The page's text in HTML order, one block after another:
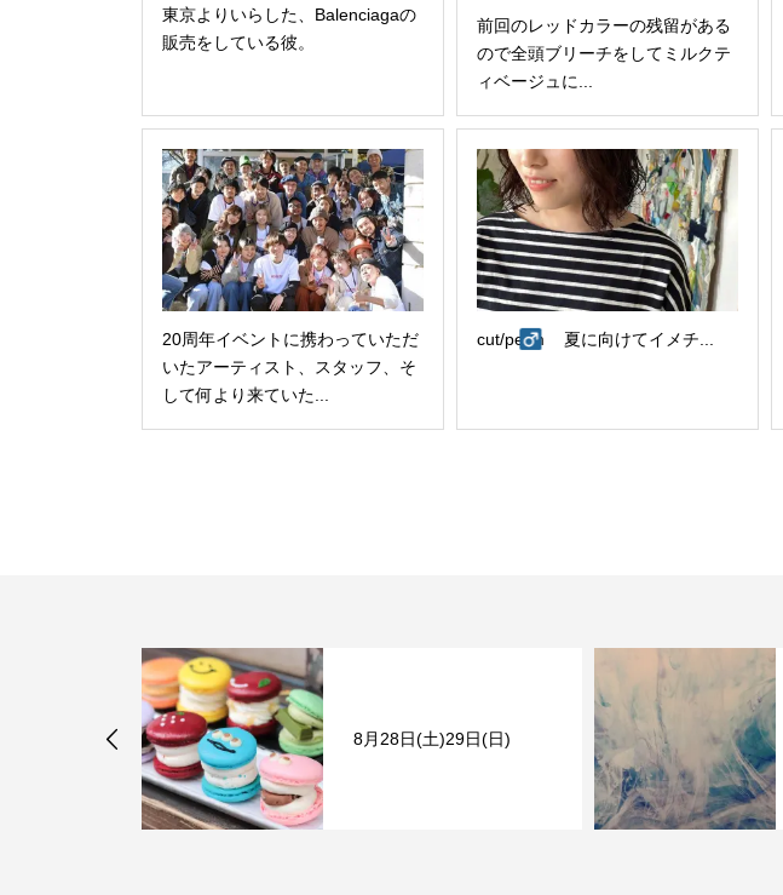
東京よりいらした、Balenciagaの
販売をしている彼。
前回のレッドカラーの残留がある
ので全頭ブリーチをしてミルクテ
ィベージュに...
20周年イベントに携わっていただ
いたアーティスト、スタッフ、そ
して何より来ていた...
cut/perm‍ 夏に向けてイメチ...
8月28日(土)29日(日)
HEARTYギャラリー落合
由夏 yuka ochiai「渦...